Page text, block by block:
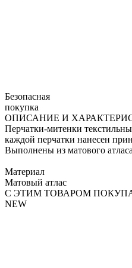
Безопасная
покупка
ОПИСАНИЕ И
Перчатки-митенки
каждой перчатки нанесен
Выполнены из матового
Материал
Матовый атлас
С ЭТИМ ТОВАРОМ
NEW